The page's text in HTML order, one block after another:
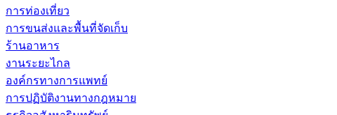
การท่องเที่ยว
การขนส่งและพื้นที่จัดเก็บ
ร้านอาหาร
งานระยะไกล
องค์กรทางการแพทย์
การปฏิบัติงานทางกฎหมาย